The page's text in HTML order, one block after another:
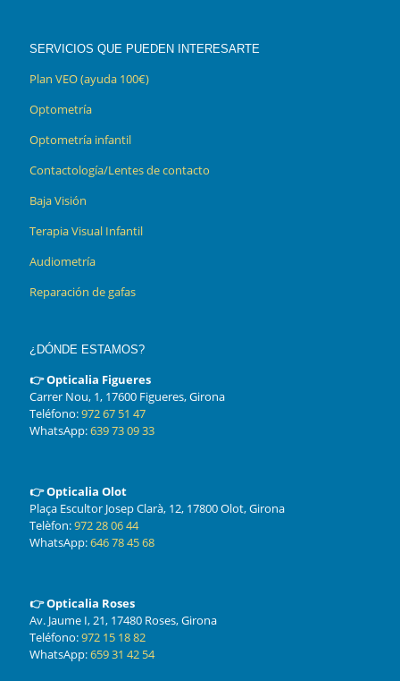
SERVICIOS QUE PUEDEN INTERESARTE
Plan VEO (ayuda 100€)
Optometría
Optometría infantil
Contactología/Lentes de contacto
Baja Visión
Terapia Visual Infantil
Audiometría
Reparación de gafas
¿DÓNDE ESTAMOS?
👉 Opticalia Figueres
Carrer Nou, 1, 17600 Figueres, Girona
Teléfono:972 67 51 47
WhatsApp:639 73 09 33
👉 Opticalia Olot
Plaça Escultor Josep Clarà, 12, 17800 Olot, Girona
Telèfon:972 28 06 44
WhatsApp:646 78 45 68
👉 Opticalia Roses
Av. Jaume I, 21, 17480 Roses, Girona
Teléfono:972 15 18 82
WhatsApp:659 31 42 54